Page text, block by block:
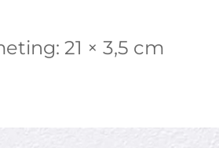
21 × 3,5 cm